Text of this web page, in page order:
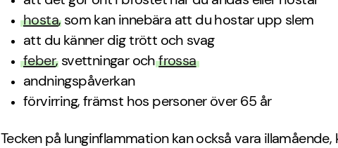
hosta, som kan innebära att du hostar upp slem
att du känner dig trött och svag
feber, svettningar ochfrossa
andningspåverkan
förvirring, främst hos personer över 65 år
Tecken på lunginflammation kan också vara illamående,